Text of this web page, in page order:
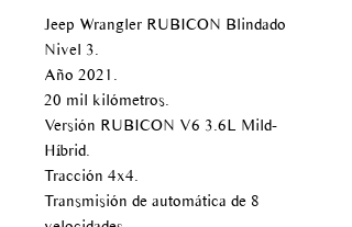
Jeep Wrangler RUBICON Blindado
Nivel 3.
Año 2021.
20 mil kilómetros.
Versión RUBICON V6 3.6L Mild-
Híbrid.
Tracción 4x4.
Transmisión de automática de 8